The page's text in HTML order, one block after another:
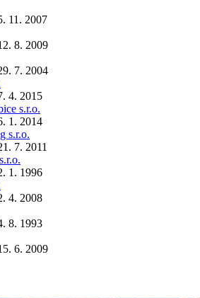
11. 2007
8. 2009
7. 2004
4. 2015
s.r.o.
1. 2014
s.r.o.
7. 2011
1. 1996
4. 2008
8. 1993
6. 2009